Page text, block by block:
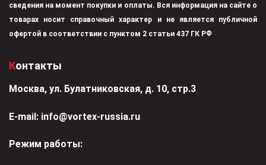
сведения на момент покупки и оплаты. Вся информация на сайте о
товарах носит справочный характер и не является публичной
офертой в соответствии с пунктом 2 статьи 437 ГК РФ
Контакты
Москва, ул. Булатниковская, д. 10, стр.3
Е-mail: info@vortex-russia.ru
Режим работы: